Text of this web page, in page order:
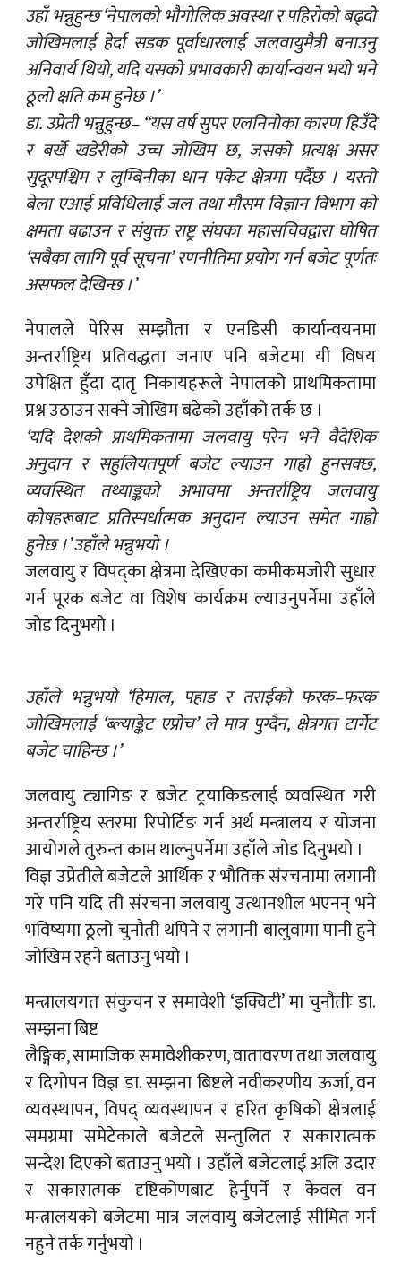
उहाँ भन्नुहुन्छ ‘नेपालको भौगोलिक अवस्था र पहिरोको बढ्दो
जोखिमलाई हेर्दा सडक पूर्वाधारलाई जलवायुमैत्री बनाउनु
अनिवार्य थियो, यदि यसको प्रभावकारी कार्यान्वयन भयो भने
ठूलो क्षति कम हुनेछ ।’
डा. उप्रेती भन्नुहुन्छ– “यस वर्ष सुपर एलनिनोका कारण हिउँदे
र बर्खे खडेरीको उच्च जोखिम छ, जसको प्रत्यक्ष असर
सुदूरपश्चिम र लुम्बिनीका धान पकेट क्षेत्रमा पर्दैछ । यस्तो
बेला एआई प्रविधिलाई जल तथा मौसम विज्ञान विभाग को
क्षमता बढाउन र संयुक्त राष्ट्र संघका महासचिवद्वारा घोषित
‘सबैका लागि पूर्व सूचना’ रणनीतिमा प्रयोग गर्न बजेट पूर्णतः
असफल देखिन्छ ।’
नेपालले पेरिस सम्झौता र एनडिसी कार्यान्वयनमा
अन्तर्राष्ट्रिय प्रतिवद्धता जनाए पनि बजेटमा यी विषय
उपेक्षित हुँदा दातृ निकायहरूले नेपालको प्राथमिकतामा
प्रश्न उठाउन सक्ने जोखिम बढेको उहाँको तर्क छ ।
‘यदि देशको प्राथमिकतामा जलवायु परेन भने वैदेशिक
अनुदान र सहुलियतपूर्ण बजेट ल्याउन गाह्रो हुनसक्छ,
व्यवस्थित तथ्याङ्कको अभावमा अन्तर्राष्ट्रिय जलवायु
कोषहरूबाट प्रतिस्पर्धात्मक अनुदान ल्याउन समेत गाह्रो
हुनेछ ।’ उहाँले भन्नुभयो ।
जलवायु र विपद्का क्षेत्रमा देखिएका कमीकमजोरी सुधार
गर्न पूरक बजेट वा विशेष कार्यक्रम ल्याउनुपर्नेमा उहाँले
जोड दिनुभयो ।
उहाँले भन्नुभयो ‘हिमाल, पहाड र तराईको फरक–फरक
जोखिमलाई ‘ब्ल्याङ्केट एप्रोच’ ले मात्र पुग्दैन, क्षेत्रगत टार्गेट
बजेट चाहिन्छ ।’
जलवायु ट्यागिङ र बजेट ट्रयाकिङलाई व्यवस्थित गरी
अन्तर्राष्ट्रिय स्तरमा रिपोर्टिङ गर्न अर्थ मन्त्रालय र योजना
आयोगले तुरुन्त काम थाल्नुपर्नेमा उहाँले जोड दिनुभयो ।
विज्ञ उप्रेतीले बजेटले आर्थिक र भौतिक संरचनामा लगानी
गरे पनि यदि ती संरचना जलवायु उत्थानशील भएनन् भने
भविष्यमा ठूलो चुनौती थपिने र लगानी बालुवामा पानी हुने
जोखिम रहने बताउनु भयो ।
मन्त्रालयगत संकुचन र समावेशी ‘इक्विटी’ मा चुनौतीः डा.
सम्झना बिष्ट
लैङ्गिक, सामाजिक समावेशीकरण, वातावरण तथा जलवायु
र दिगोपन विज्ञ डा. सम्झना बिष्टले नवीकरणीय ऊर्जा, वन
व्यवस्थापन, विपद् व्यवस्थापन र हरित कृषिको क्षेत्रलाई
समग्रमा समेटेकाले बजेटले सन्तुलित र सकारात्मक
सन्देश दिएको बताउनु भयो । उहाँले बजेटलाई अलि उदार
र सकारात्मक दृष्टिकोणबाट हेर्नुपर्ने र केवल वन
मन्त्रालयको बजेटमा मात्र जलवायु बजेटलाई सीमित गर्न
नहुने तर्क गर्नुभयो ।